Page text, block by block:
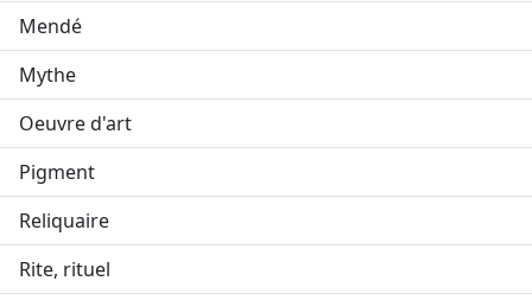
Mendé
Mythe
Oeuvre d'art
Pigment
Reliquaire
Rite, rituel